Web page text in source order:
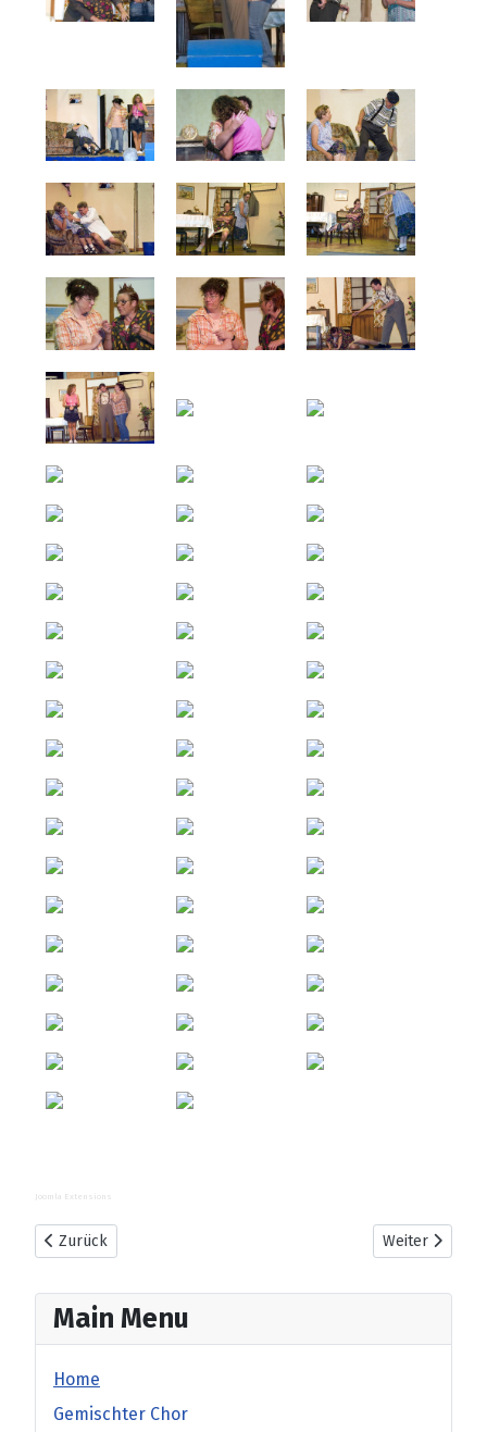
Main Menu
Home
Gemischter Chor
Joomla Extensions
Vorheriger Beitrag: 2007 Unverhofft kommt oft
Zurück Nächster
Weiter